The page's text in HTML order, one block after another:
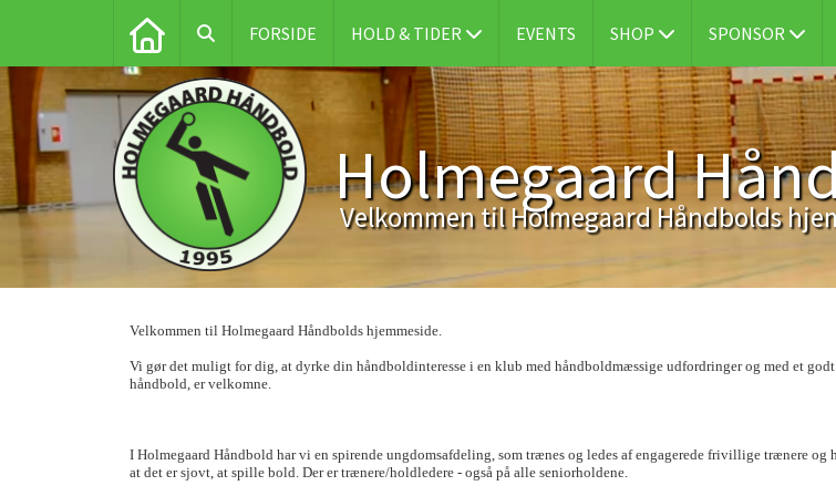
FORSIDE HOLD & TIDER EVENTS SHOP SPONSOR
Holmegaard
Velkommen til Holmegaard Håndbolds
Velkommen til Holmegaard Håndbolds hjemmeside.
Vi gør det muligt for dig, at dyrke din håndboldinteresse i en klub med håndboldmæssige udfordringer og med et
håndbold, er velkomne.
I Holmegaard Håndbold har vi en spirende ungdomsafdeling, som trænes og ledes af engagerede frivillige trænere
at det er sjovt, at spille bold. Der er trænere/holdledere - også på alle seniorholdene.